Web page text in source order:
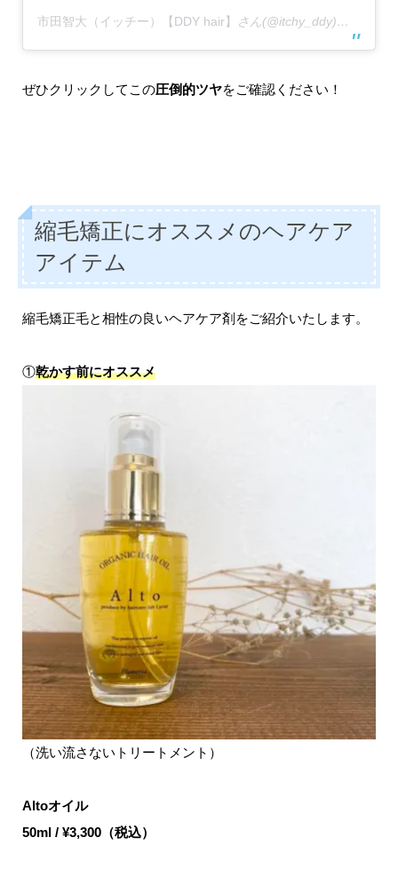
市田智大（イッチー）【DDY hair】 さん(@itchy_ddy)がシェアした投稿 –
ぜひクリックしてこの圧倒的ツヤをご確認ください！
縮毛矯正にオススメのヘアケア
アイテム
縮毛矯正毛と相性の良いヘアケア剤をご紹介いたします。
①乾かす前にオススメ
（洗い流さないトリートメント）
Altoオイル
50ml / ¥3,300（税込）